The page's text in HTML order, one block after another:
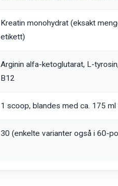
Kreatin monohydrat (eksakt
etikett)
Arginin alfa-ketoglutarat, L-
B12
1 scoop, blandes med ca. 175 ml
30 (enkelte varianter også i 60-